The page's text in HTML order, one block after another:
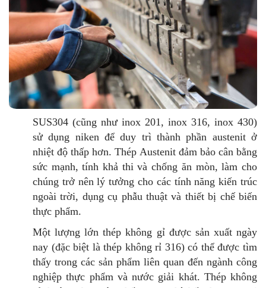
SUS304 (cũng như inox 201, inox 316, inox 430)
sử dụng niken để duy trì thành phần austenit ở
nhiệt độ thấp hơn. Thép Austenit đảm bảo cân bằng
sức mạnh, tính khả thi và chống ăn mòn, làm cho
chúng trở nên lý tưởng cho các tính năng kiến trúc
ngoài trời, dụng cụ phẫu thuật và thiết bị chế biến
thực phẩm.
Một lượng lớn thép không gỉ được sản xuất ngày
nay (đặc biệt là thép không rỉ 316) có thể được tìm
thấy trong các sản phẩm liên quan đến ngành công
nghiệp thực phẩm và nước giải khát. Thép không